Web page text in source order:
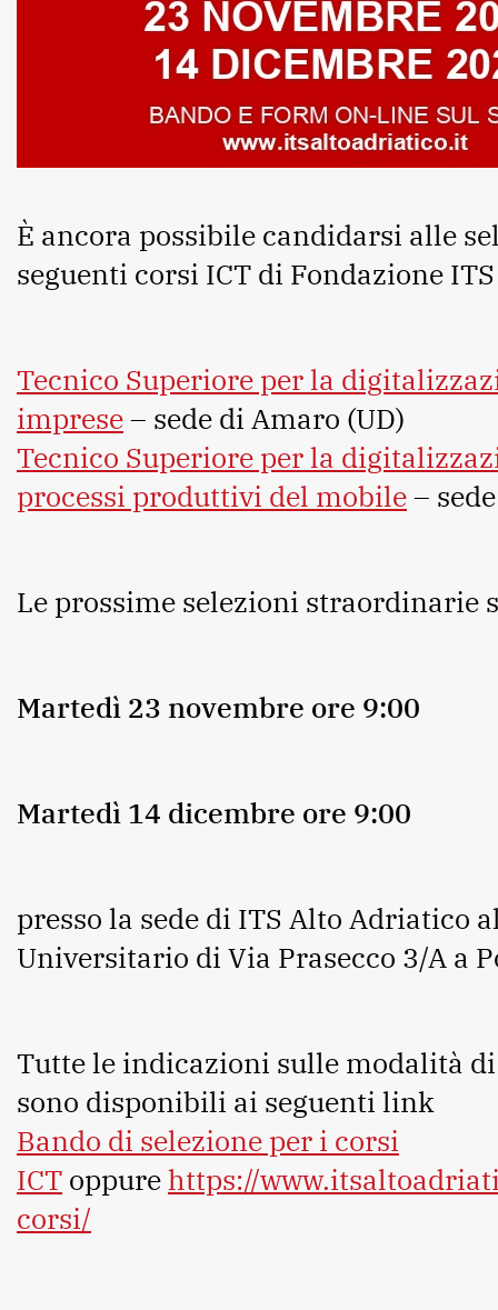
È ancora possibile candidarsi alle
seguenti corsi ICT di Fondazione
Tecnico Superiore per la
imprese– sede di Amaro (UD)
Tecnico Superiore per la
processi produttivi del mobile–
Le prossime selezioni straordinarie
Martedì 23 novembre ore 9:00
Martedì 14 dicembre ore 9:00
presso la sede di ITS Alto Adriatico
Universitario di Via Prasecco 3/A a
Tutte le indicazioni sulle modalità
sono disponibili ai seguenti link
Bando di selezione per i corsi
ICT oppurehttps://
corsi/